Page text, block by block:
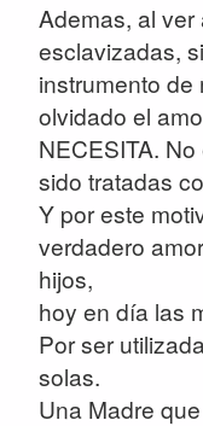
Ademas, al
esclavizadas,
instrumento
olvidado el
NECESITA.
sido tratadas
Y por este
verdadero
hijos,
hoy en día las
Por ser
solas.
Una Madre